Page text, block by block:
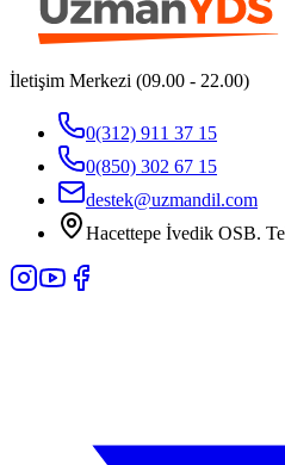
İletişim Merkezi (09.00 - 22.00)
0(312) 911 37 15
0(850) 302 67 15
destek@uzmandil.com
Hacettepe İvedik OSB.